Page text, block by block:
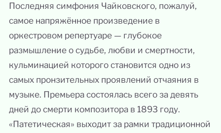
Последняя симфония Чайковского, пожалуй,
самое напряжённое произведение в
оркестровом репертуаре — глубокое
размышление о судьбе, любви и смертности,
кульминацией которого становится одно из
самых пронзительных проявлений отчаяния в
музыке. Премьера состоялась всего за девять
дней до смерти композитора в 1893 году.
«Патетическая» выходит за рамки традиционной